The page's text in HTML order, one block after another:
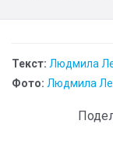
Текст: Людмила
Фото: Людмила